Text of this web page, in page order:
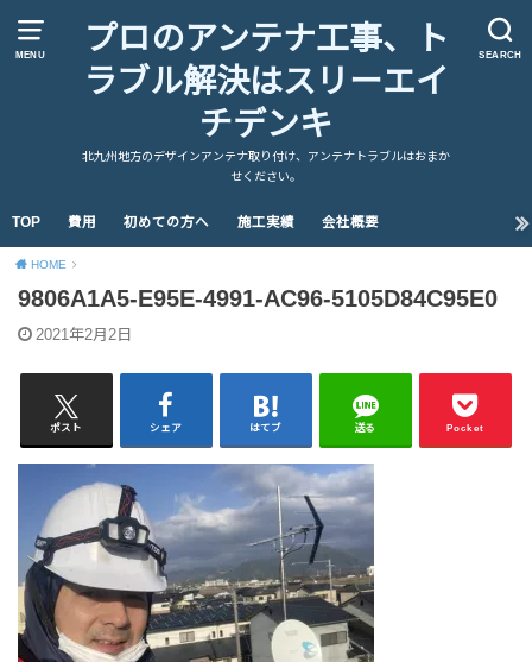
MENU SEARCH
プロのアンテナ工事、ト
ラブル解決はスリーエイ
チデンキ
北九州地方のデザインアンテナ取り付け、アンテナトラブルはおまか
せください。
TOP 費用 初めての方へ 施工実績 会社概要
HOME
9806A1A5-E95E-4991-AC96-5105D84C95E0
2021年2月2日
ポスト シェア はてブ 送る Pocket